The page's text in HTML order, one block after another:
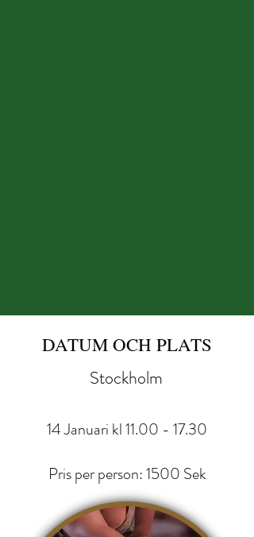
DATUM OCH PLATS
Stockholm
14Januari kl11.00 - 17.30
Pris per person: 1500 Sek